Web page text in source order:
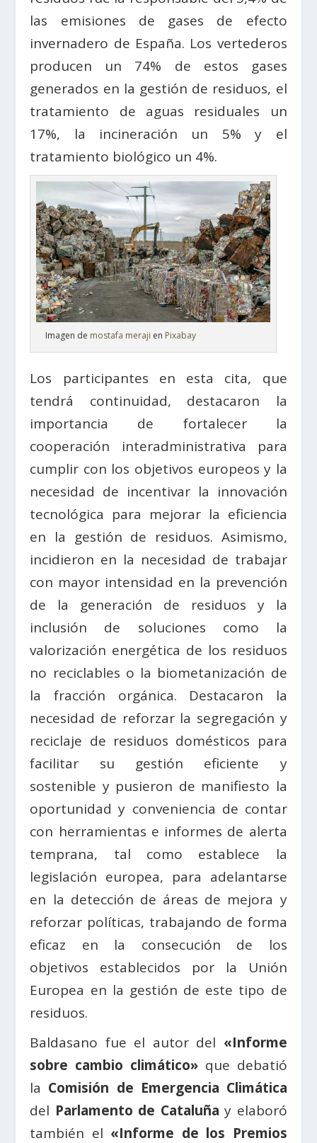
las emisiones de gases de efecto
invernadero de España. Los vertederos
producen un 74% de estos gases
generados en la gestión de residuos, el
tratamiento de aguas residuales un
17%, la incineración un 5% y el
tratamiento biológico un 4%.
Imagen de mostafa meraji en Pixabay
Los participantes en esta cita, que
tendrá continuidad, destacaron la
importancia de fortalecer la
cooperación interadministrativa para
cumplir con los objetivos europeos y la
necesidad de incentivar la innovación
tecnológica para mejorar la eficiencia
en la gestión de residuos. Asimismo,
incidieron en la necesidad de trabajar
con mayor intensidad en la prevención
de la generación de residuos y la
inclusión de soluciones como la
valorización energética de los residuos
no reciclables o la biometanización de
la fracción orgánica. Destacaron la
necesidad de reforzar la segregación y
reciclaje de residuos domésticos para
facilitar su gestión eficiente y
sostenible y pusieron de manifiesto la
oportunidad y conveniencia de contar
con herramientas e informes de alerta
temprana, tal como establece la
legislación europea, para adelantarse
en la detección de áreas de mejora y
reforzar políticas, trabajando de forma
eficaz en la consecución de los
objetivos establecidos por la Unión
Europea en la gestión de este tipo de
residuos.
Baldasano fue el autor del «Informe
sobre cambio climático» que debatió
la Comisión de Emergencia Climática
del Parlamento de Cataluña y elaboró
también el «Informe de los Premios